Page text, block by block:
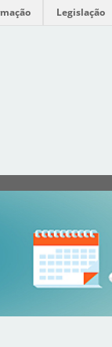
Legislação